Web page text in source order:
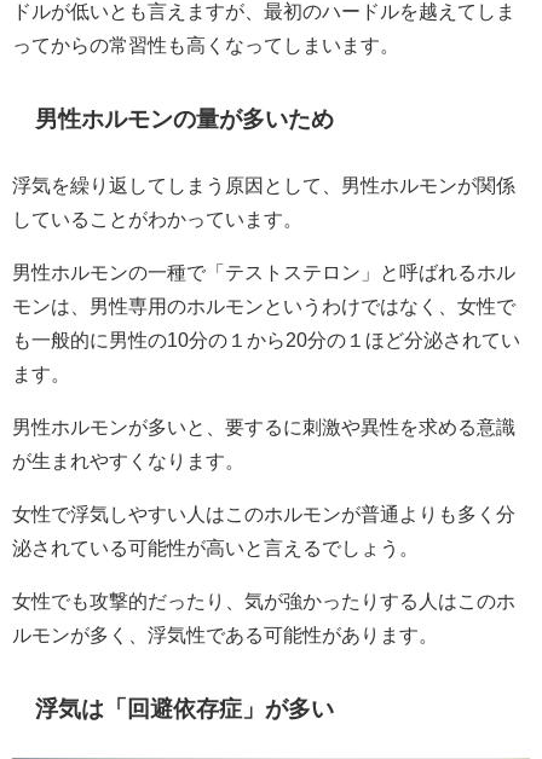
ドルが低いとも言えますが、最初のハードルを越えてしま
ってからの常習性も高くなってしまいます。
男性ホルモンの量が多いため
浮気を繰り返してしまう原因として、男性ホルモンが関係
していることがわかっています。
男性ホルモンの一種で「テストステロン」と呼ばれるホル
モンは、男性専用のホルモンというわけではなく、女性で
も一般的に男性の10分の１から20分の１ほど分泌されてい
ます。
男性ホルモンが多いと、要するに刺激や異性を求める意識
が生まれやすくなります。
女性で浮気しやすい人はこのホルモンが普通よりも多く分
泌されている可能性が高いと言えるでしょう。
女性でも攻撃的だったり、気が強かったりする人はこのホ
ルモンが多く、浮気性である可能性があります。
浮気は「回避依存症」が多い